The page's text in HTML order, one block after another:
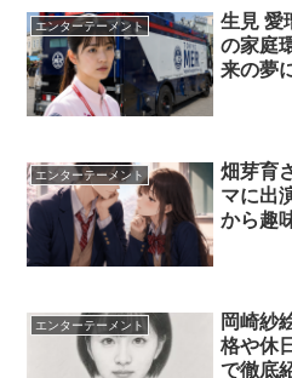
エンターテーメント
生見 愛
の家庭
来の夢
エンターテーメント
畑芽育
マに出
から趣
エンターテーメント
岡崎紗
格や休
で徹底